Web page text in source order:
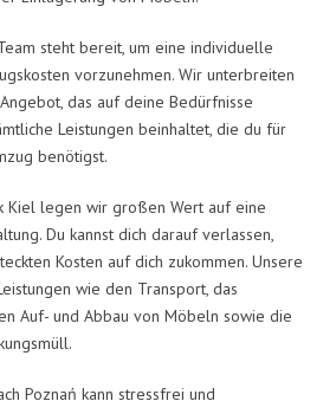
steht bereit, um eine individuelle
vorzunehmen. Wir unterbreiten
das auf deine Bedürfnisse
Leistungen beinhaltet, die du für
benötigst.
Kiel legen wir großen Wert auf eine
Du kannst dich darauf verlassen,
Kosten auf dich zukommen. Unsere
wie den Transport, das
Auf- und Abbau von Möbeln sowie die
Poznań kann stressfrei und